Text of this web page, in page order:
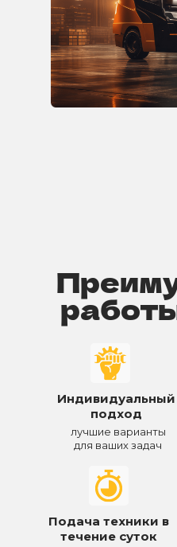
Подача техники в
течение суток
Индивидуальный
подход
лучшие варианты
для ваших задач